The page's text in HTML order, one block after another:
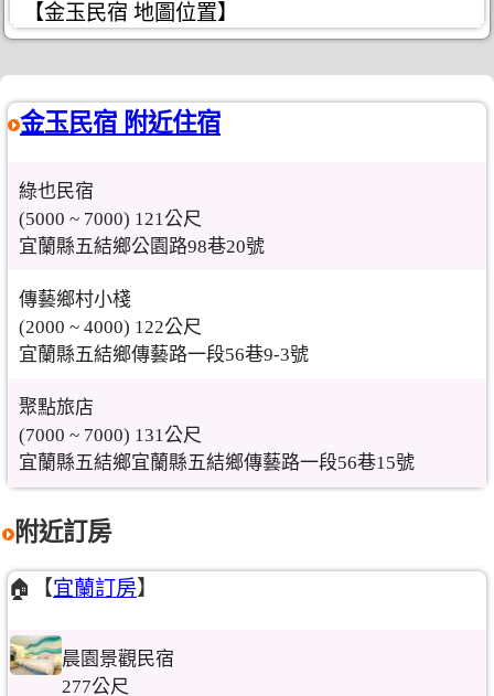
【金玉民宿 地圖位置】
金玉民宿 附近住宿
綠也民宿
(5000 ~ 7000) 121公尺
宜蘭縣五結鄉公園路98巷20號
傳藝鄉村小棧
(2000 ~ 4000) 122公尺
宜蘭縣五結鄉傳藝路一段56巷9-3號
聚點旅店
(7000 ~ 7000) 131公尺
宜蘭縣五結鄉宜蘭縣五結鄉傳藝路一段56巷15號
附近訂房
🏠【宜蘭訂房】
晨園景觀民宿
277公尺